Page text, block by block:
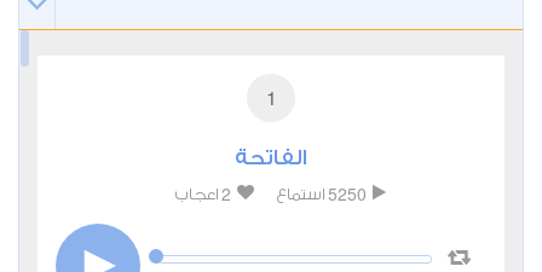
1
الفاتحة
5250 استماع 2 اعجاب